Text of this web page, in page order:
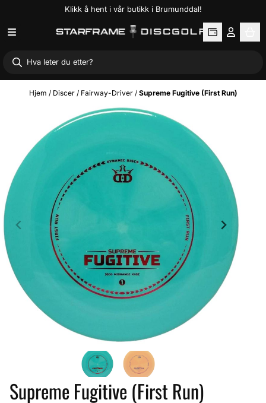
Hopp til innholdKlikk å hent i vår butikk i Brumunddal!
Hjem / Discer / Fairway-Driver / Supreme Fugitive (First Run)
Supreme Fugitive (First Run)